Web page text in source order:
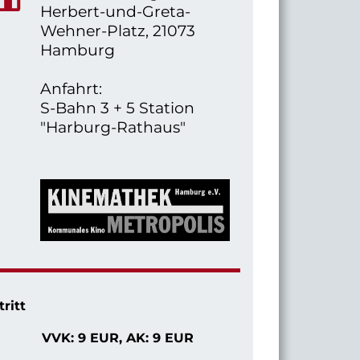
Herbert-und-Greta-
Wehner-Platz, 21073
Hamburg
Anfahrt:
S-Bahn 3 + 5 Station
"Harburg-Rathaus"
VVK: 9 EUR, AK: 9 EUR